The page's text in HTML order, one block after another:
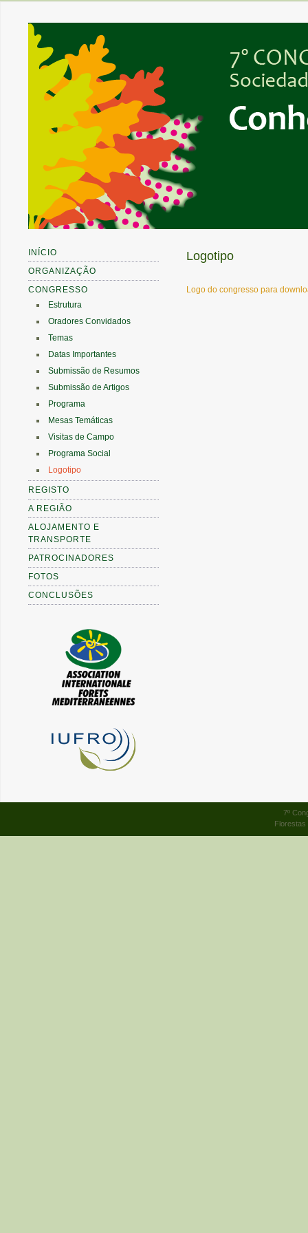
INÍCIO
ORGANIZAÇÃO
CONGRESSO
Estrutura
Oradores Convidados
Temas
Datas Importantes
Submissão de Resumos
Submissão de Artigos
Programa
Mesas Temáticas
Visitas de Campo
Programa Social
Logotipo
REGISTO
A REGIÃO
ALOJAMENTO E
TRANSPORTE
PATROCINADORES
FOTOS
CONCLUSÕES
Logotipo
Logo do congresso para
7º
Florestas